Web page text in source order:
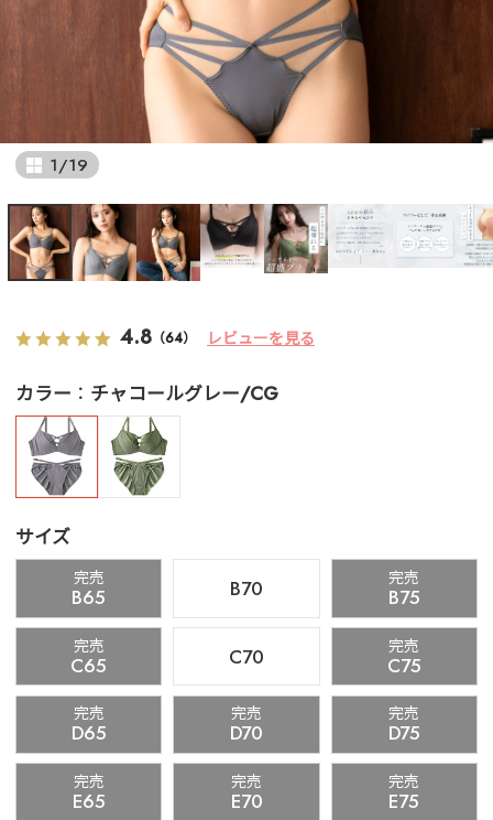
1/19
4.8 （64） レビューを見る
カラー チャコールグレー/CG
サイズ
完売
B65 B70 完売
B75
完売
C65 C70 完売
C75
完売
D65
完売
D70
完売
D75
完売
E65
完売
E70
完売
E75